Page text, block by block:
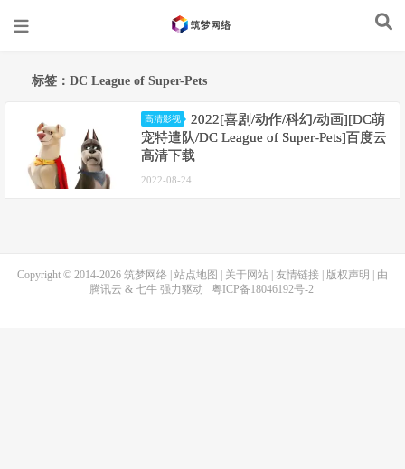
标签：DC League of Super-Pets
高清影视
2022[喜剧/动作/科幻/动画][DC萌
宠特遣队/DC League of Super-Pets]百度云
高清下载
2022-08-24
Copyright © 2014-2026 筑梦网络 站点地图 关于网站 友情链接 版权声明
| 由
腾讯云 & 七牛强力驱动 粤ICP备18046192号-2